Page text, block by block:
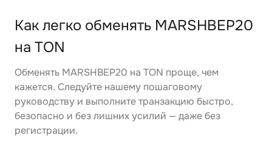
Как легко обменять MARSHBEP20
на TON
Обменять MARSHBEP20 на TON проще, чем
кажется. Следуйте нашему пошаговому
руководству и выполните транзакцию быстро,
безопасно и без лишних усилий — даже без
регистрации.